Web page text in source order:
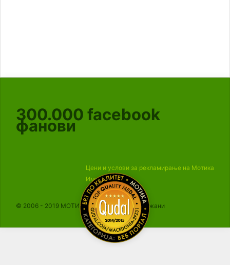
300.000 facebook
фанови
Цени и услови за рекламирање на Мотика
Импресум
© 2006 - 2019 МОТИКА, Сите права се задржани